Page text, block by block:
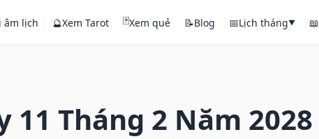
âm lịch 🔮Xem Tarot 🃏Xem quẻ 📝Blog 📅Lịch tháng▼ 📖
Tháng 2 Năm 2028